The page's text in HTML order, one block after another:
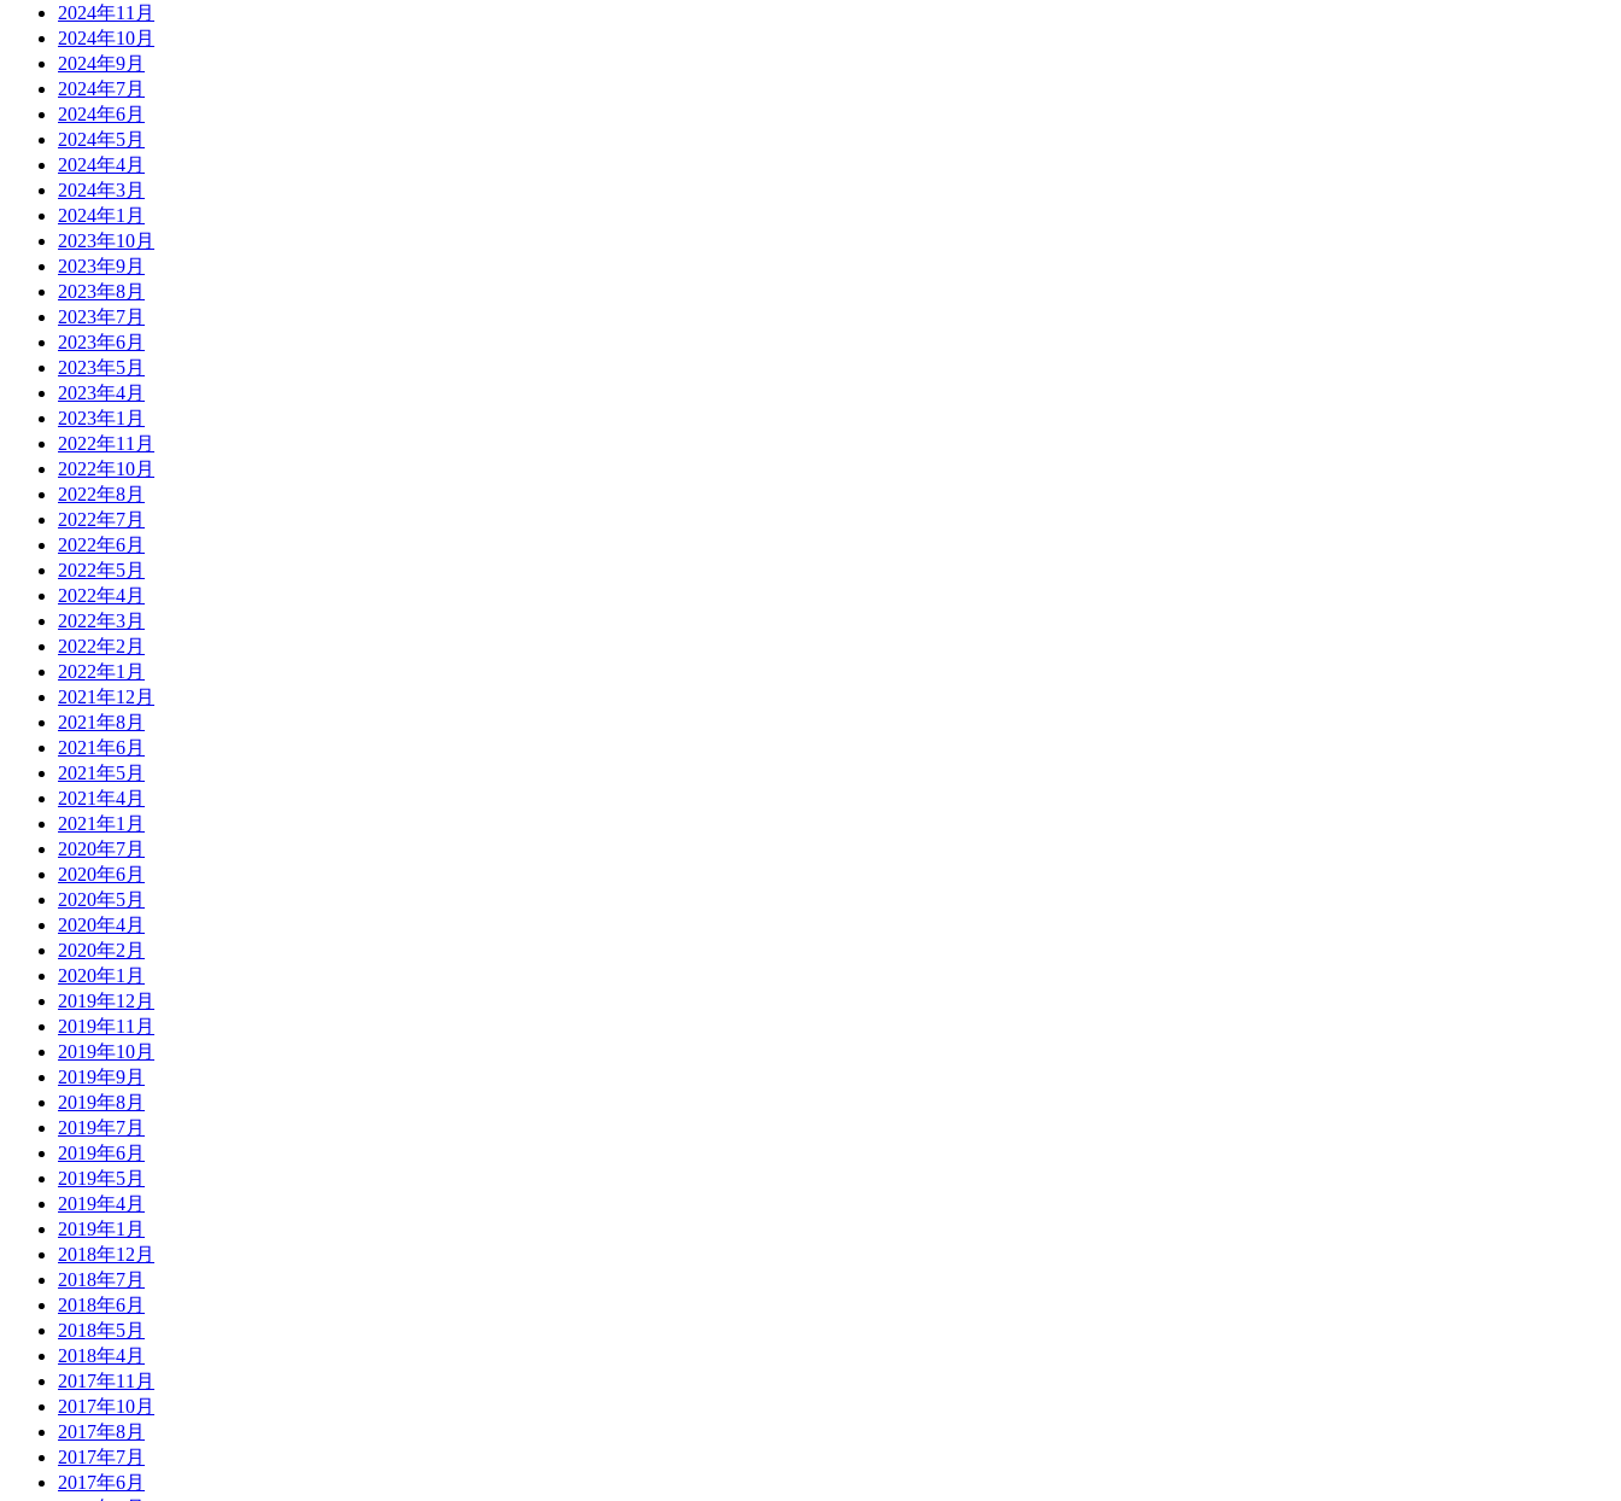
2024年11月
2024年10月
2024年9月
2024年7月
2024年6月
2024年5月
2024年4月
2024年3月
2024年1月
2023年10月
2023年9月
2023年8月
2023年7月
2023年6月
2023年5月
2023年4月
2023年1月
2022年11月
2022年10月
2022年8月
2022年7月
2022年6月
2022年5月
2022年4月
2022年3月
2022年2月
2022年1月
2021年12月
2021年8月
2021年6月
2021年5月
2021年4月
2021年1月
2020年7月
2020年6月
2020年5月
2020年4月
2020年2月
2020年1月
2019年12月
2019年11月
2019年10月
2019年9月
2019年8月
2019年7月
2019年6月
2019年5月
2019年4月
2019年1月
2018年12月
2018年7月
2018年6月
2018年5月
2018年4月
2017年11月
2017年10月
2017年8月
2017年7月
2017年6月